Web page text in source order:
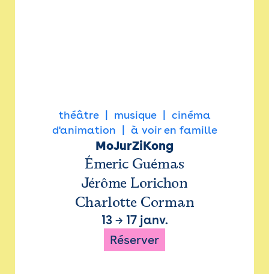
théâtre musique
cinéma
d'animation
à voir en famille
MoJurZiKong
Émeric Guémas
Jérôme Lorichon
Charlotte Corman
13→ 17 janv.
Réserver